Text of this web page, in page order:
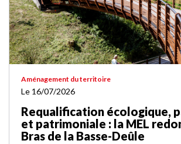
Aménagement du territoire
Le 16/07/2026
Requalification écologique,
et patrimoniale : la MEL
Bras de la Basse-Deûle